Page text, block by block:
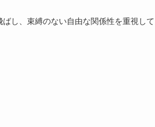
し、束縛のない自由な関係性を重視して